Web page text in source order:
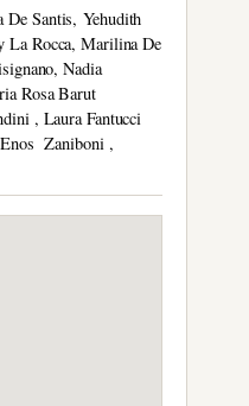
Santis, Yehudith
La Rocca, Marilina De
Nadia
Rosa Barut
, Laura Fantucci
Zaniboni ,